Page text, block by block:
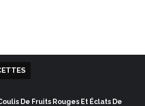
De Fruits Rouges Et Éclats De